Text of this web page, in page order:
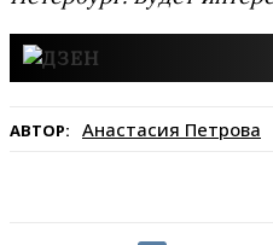
АВТОР: Анастасия Петрова